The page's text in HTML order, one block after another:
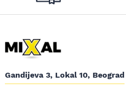
Gandijeva 3, Lokal 10, Beograd